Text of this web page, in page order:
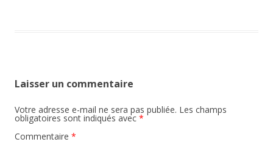
Laisser un commentaire
Votre adresse e-mail ne sera pas publiée. Les champs
obligatoires sont indiqués avec *
Commentaire *